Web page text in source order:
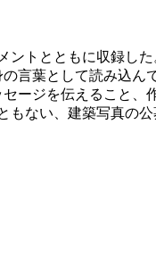
トとともに収録し
言葉として読み込
ージを伝えること
ない、建築写真の